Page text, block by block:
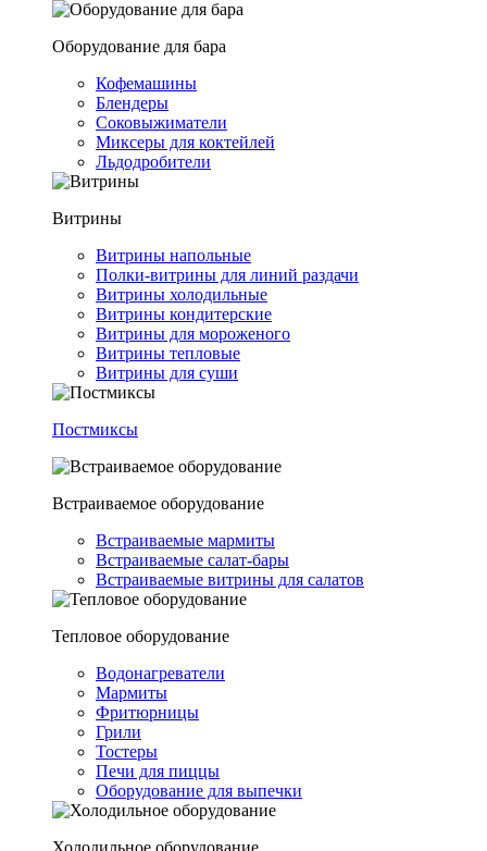
Оборудование для бара
Кофемашины
Блендеры
Соковыжиматели
Миксеры для коктейлей
Льдодробители
Витрины
Витрины напольные
Полки-витрины для линий раздачи
Витрины холодильные
Витрины кондитерские
Витрины для мороженого
Витрины тепловые
Витрины для суши
Постмиксы
Встраиваемое оборудование
Встраиваемые мармиты
Встраиваемые салат-бары
Встраиваемые витрины для салатов
Тепловое оборудование
Водонагреватели
Мармиты
Фритюрницы
Грили
Тостеры
Печи для пиццы
Оборудование для выпечки
Холодильное оборудование